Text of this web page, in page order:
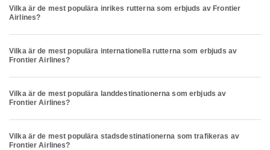
Vilka är de mest populära inrikes rutterna som erbjuds av Frontier
Airlines?
Vilka är de mest populära internationella rutterna som erbjuds av
Frontier Airlines?
Vilka är de mest populära landdestinationerna som erbjuds av
Frontier Airlines?
Vilka är de mest populära stadsdestinationerna som trafikeras av
Frontier Airlines?